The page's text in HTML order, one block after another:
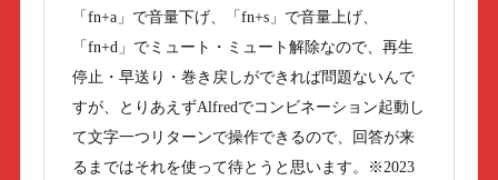
「fn+a」で音量下げ、「fn+s」で音量上げ、
「fn+d」でミュート・ミュート解除なので、再生
停止・早送り・巻き戻しができれば問題ないんで
すが、とりあえずAlfredでコンビネーション起動し
て文字一つリターンで操作できるので、回答が来
るまではそれを使って待とうと思います。※2023